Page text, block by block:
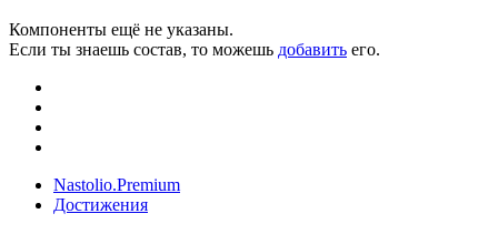
Компоненты ещё не указаны.
Если ты знаешь состав, то можешь добавить его.
Nastolio.Premium
Достижения